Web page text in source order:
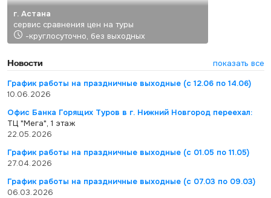
г. Астана
сервис сравнения цен на туры
-круглосуточно, без выходных
Новости
показать все
График работы на праздничные выходные (с 12.06 по 14.06)
10.06.2026
Офис Банка Горящих Туров в г. Нижний Новгород переехал:
ТЦ "Мега", 1 этаж
22.05.2026
График работы на праздничные выходные (с 01.05 по 11.05)
27.04.2026
График работы на праздничные выходные (с 07.03 по 09.03)
06.03.2026